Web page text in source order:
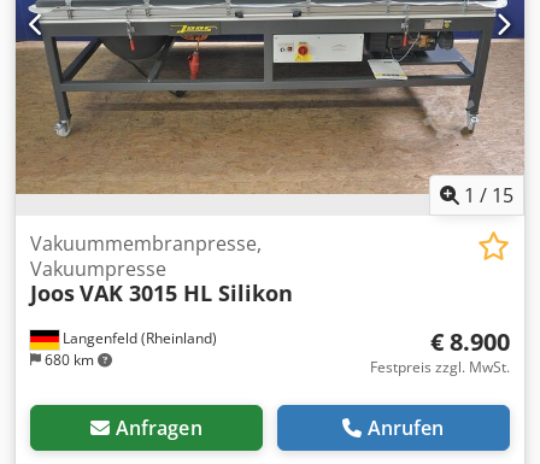
1 / 15
Langenfeld (Rheinland)
680 km
Vakuummembranpresse,
Vakuumpresse
JoosVAK 3015 HL Silikon
€ 8.900
Festpreis zzgl. MwSt.
Anfragen Anrufen